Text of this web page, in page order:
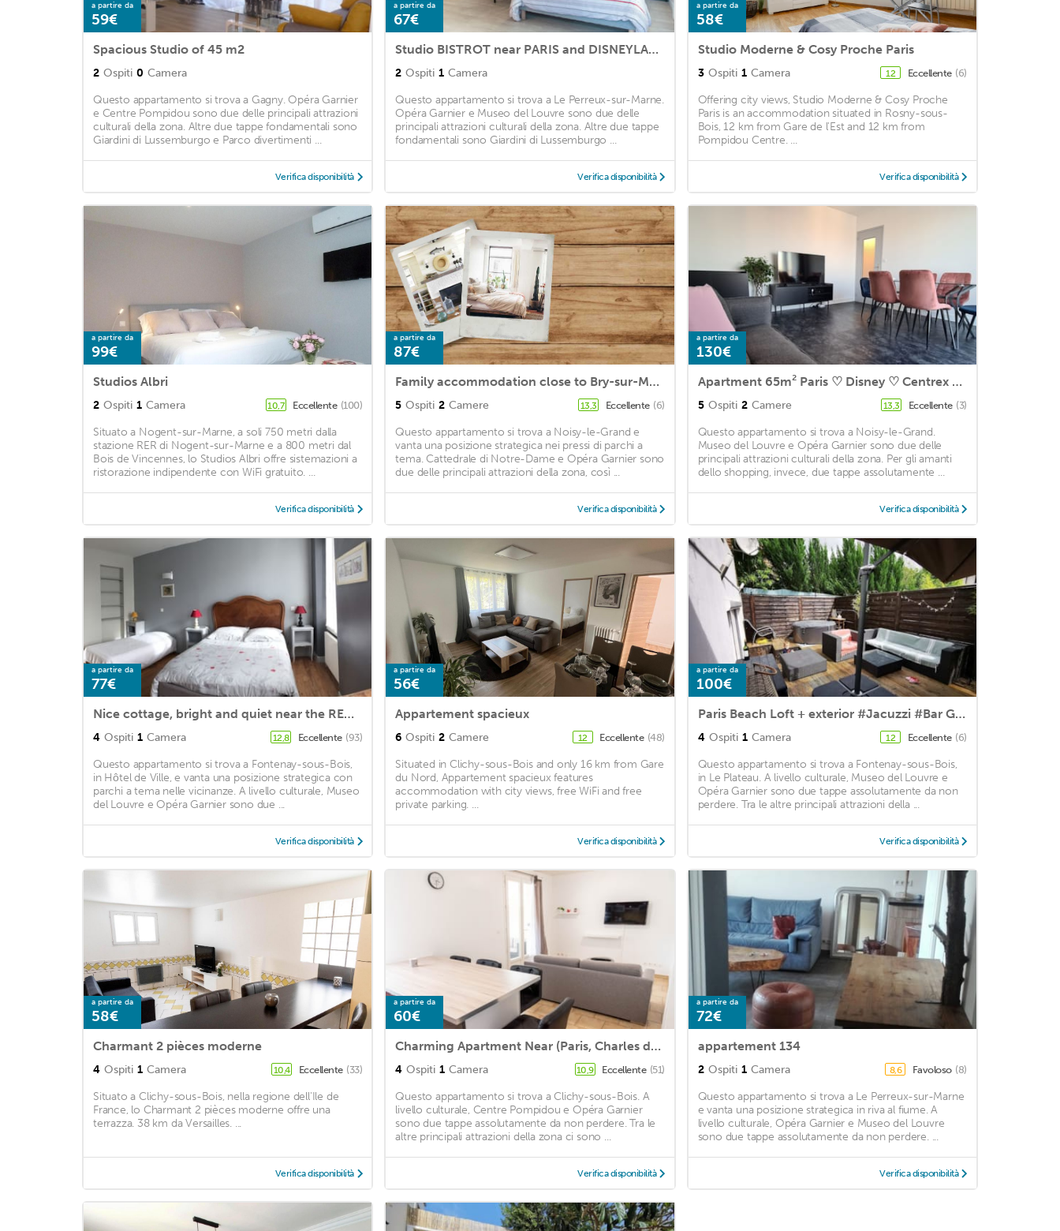
a partire da
59€
Spacious Studio of 45 m2
2 Ospiti 0 Camera
Questo appartamento si trova a Gagny. Opéra Garnier
e Centre Pompidou sono due delle principali attrazioni
culturali della zona. Altre due tappe fondamentali sono
Giardini di Lussemburgo e Parco divertimenti ...
Verifica disponibilità
a partire da
67€
Studio BISTROT near PARIS and DISNEYLAND - FREE WIFI
2 Ospiti 1 Camera
Questo appartamento si trova a Le Perreux-sur-Marne.
Opéra Garnier e Museo del Louvre sono due delle
principali attrazioni culturali della zona. Altre due tappe
fondamentali sono Giardini di Lussemburgo ...
Verifica disponibilità
a partire da
58€
Studio Moderne & Cosy Proche Paris
3 Ospiti 1 Camera 12 Eccellente (6)
Offering city views, Studio Moderne & Cosy Proche
Paris is an accommodation situated in Rosny-sous-
Bois, 12 km from Gare de l'Est and 12 km from
Pompidou Centre. ...
Verifica disponibilità
a partire da
99€
Studios Albri
2 Ospiti 1 Camera 10,7 Eccellente (100)
Situato a Nogent-sur-Marne, a soli 750 metri dalla
stazione RER di Nogent-sur-Marne e a 800 metri dal
Bois de Vincennes, lo Studios Albri offre sistemazioni a
ristorazione indipendente con WiFi gratuito. ...
Verifica disponibilità
a partire da
87€
Family accommodation close to Bry-sur-Marne RER station 30 mn from Disney and Paris
5 Ospiti 2 Camere 13,3 Eccellente (6)
Questo appartamento si trova a Noisy-le-Grand e
vanta una posizione strategica nei pressi di parchi a
tema. Cattedrale di Notre-Dame e Opéra Garnier sono
due delle principali attrazioni della zona, così ...
Verifica disponibilità
a partire da
130€
Apartment 65m² Paris ♡ Disney ♡ Centrex ☆ RER A
5 Ospiti 2 Camere 13,3 Eccellente (3)
Questo appartamento si trova a Noisy-le-Grand.
Museo del Louvre e Opéra Garnier sono due delle
principali attrazioni culturali della zona. Per gli amanti
dello shopping, invece, due tappe assolutamente ...
Verifica disponibilità
a partire da
77€
Nice cottage, bright and quiet near the RER near Paris 2,4ou6 pers<br>
4 Ospiti 1 Camera 12,8 Eccellente (93)
Questo appartamento si trova a Fontenay-sous-Bois,
in Hôtel de Ville, e vanta una posizione strategica con
parchi a tema nelle vicinanze. A livello culturale, Museo
del Louvre e Opéra Garnier sono due ...
Verifica disponibilità
a partire da
56€
Appartement spacieux
6 Ospiti 2 Camere 12 Eccellente (48)
Situated in Clichy-sous-Bois and only 16 km from Gare
du Nord, Appartement spacieux features
accommodation with city views, free WiFi and free
private parking. ...
Verifica disponibilità
a partire da
100€
Paris Beach Loft + exterior #Jacuzzi #Bar Grill
4 Ospiti 1 Camera 12 Eccellente (6)
Questo appartamento si trova a Fontenay-sous-Bois,
in Le Plateau. A livello culturale, Museo del Louvre e
Opéra Garnier sono due tappe assolutamente da non
perdere. Tra le altre principali attrazioni della ...
Verifica disponibilità
a partire da
58€
Charmant 2 pièces moderne
4 Ospiti 1 Camera 10,4 Eccellente (33)
Situato a Clichy-sous-Bois, nella regione dell'Ile de
France, lo Charmant 2 pièces moderne offre una
terrazza. 38 km da Versailles. ...
Verifica disponibilità
a partire da
60€
Charming Apartment Near (Paris, Charles de Gaulle Disney Airport)
4 Ospiti 1 Camera 10,9 Eccellente (51)
Questo appartamento si trova a Clichy-sous-Bois. A
livello culturale, Centre Pompidou e Opéra Garnier
sono due tappe assolutamente da non perdere. Tra le
altre principali attrazioni della zona ci sono ...
Verifica disponibilità
a partire da
72€
appartement 134
2 Ospiti 1 Camera 8,6 Favoloso (8)
Questo appartamento si trova a Le Perreux-sur-Marne
e vanta una posizione strategica in riva al fiume. A
livello culturale, Opéra Garnier e Museo del Louvre
sono due tappe assolutamente da non perdere. ...
Verifica disponibilità